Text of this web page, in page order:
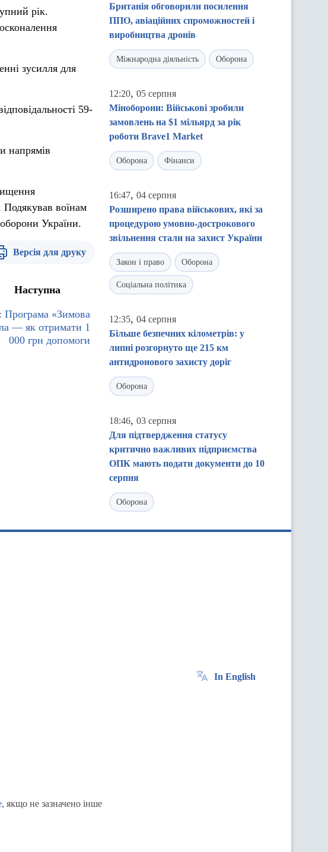
рік.
зусилля для
59-
напрямів
Подякував воїнам
України.
Версія для друку
Наступна
Програма «Зимова
— як отримати 1
000 грн допомоги
Британія обговорили посилення
ППО, авіаційних спроможностей і
виробництва дронів
Міжнародна діяльність Оборона
12:20, 05 серпня
Міноборони: Військові зробили
замовлень на $1 мільярд за рік
роботи Brave1 Market
Оборона Фінанси
16:47, 04 серпня
Розширено права військових, які за
процедурою умовно-дострокового
звільнення стали на захист України
Закон і право Оборона
Соціальна політика
12:35, 04 серпня
Більше безпечних кілометрів: у
липні розгорнуто ще 215 км
антидронового захисту доріг
Оборона
18:46, 03 серпня
Для підтвердження статусу
критично важливих підприємства
ОПК мають подати документи до 10
серпня
Оборона
In English
, якщо не зазначено інше